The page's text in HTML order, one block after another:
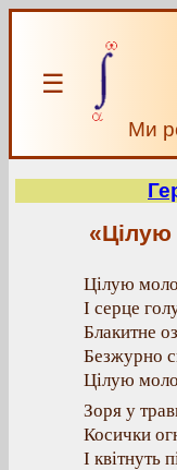
☰
Ми
Цілую
І серце
Блакитне
Безжурно
Цілую
Зоря у
Косички
І квітнуть